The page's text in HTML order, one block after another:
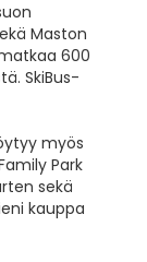
Maston
600
SkiBus-
myös
Park
sekä
kauppa